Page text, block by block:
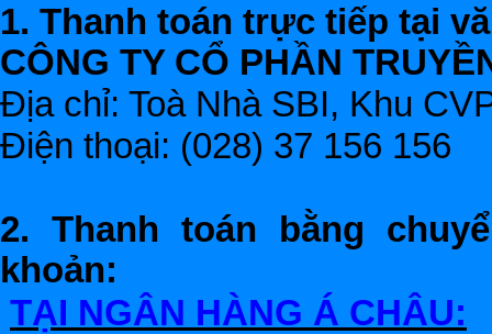
1. Thanh toán trực tiếp tại
CÔNG TY CỔ PHẦN
Địa chỉ: Toà Nhà SBI, Khu
Điện thoại: (028) 37
2. Thanh toán bằng
khoản:
TẠI NGÂN HÀNG Á CHÂU: